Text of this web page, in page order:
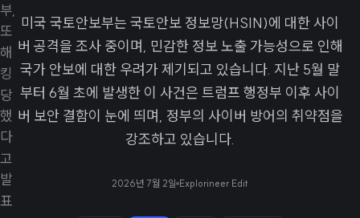
미국 국토안보부는 국토안보 정보망(HSIN)에 대한 사이
버 공격을 조사 중이며, 민감한 정보 노출 가능성으로 인해
국가 안보에 대한 우려가 제기되고 있습니다. 지난 5월 말
부터 6월 초에 발생한 이 사건은 트럼프 행정부 이후 사이
버 보안 결함이 눈에 띄며, 정부의 사이버 방어의 취약점을
강조하고 있습니다.
2026년 7월 2일 Explorineer Edit